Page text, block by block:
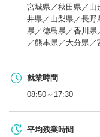
宮城県／秋田県／山
井県／山梨県／長野
県／徳島県／香川
／熊本県／大分県
就業時間
08:50～17:30
平均残業時間